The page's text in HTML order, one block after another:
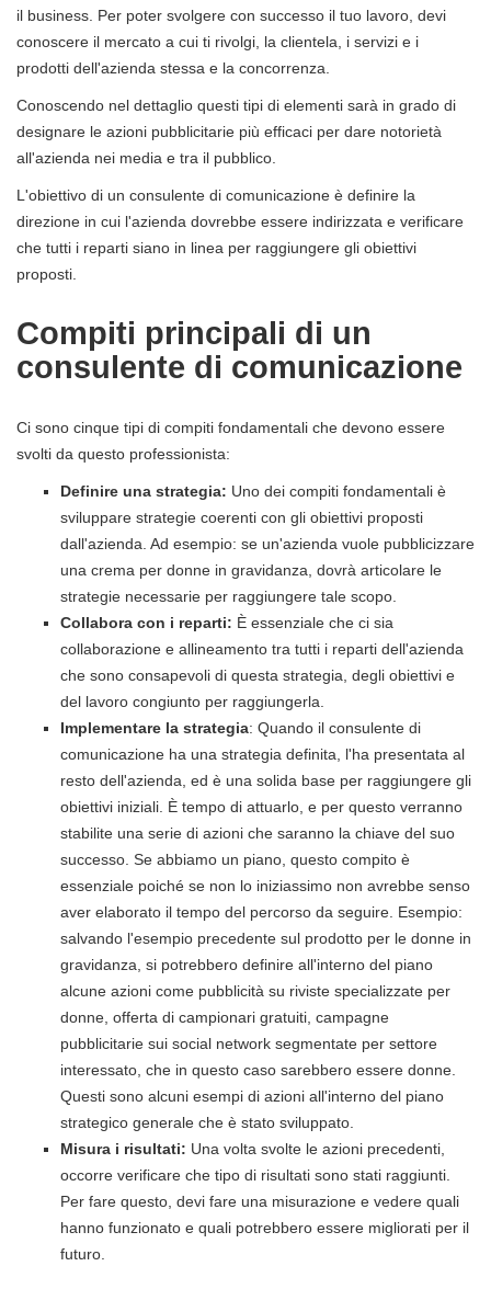
il business. Per poter svolgere con successo il tuo lavoro, devi
conoscere il mercato a cui ti rivolgi, la clientela, i servizi e i
prodotti dell'azienda stessa e la concorrenza.
Conoscendo nel dettaglio questi tipi di elementi sarà in grado di
designare le azioni pubblicitarie più efficaci per dare notorietà
all'azienda nei media e tra il pubblico.
L'obiettivo di un consulente di comunicazione è definire la
direzione in cui l'azienda dovrebbe essere indirizzata e verificare
che tutti i reparti siano in linea per raggiungere gli obiettivi
proposti.
Compiti principali di un
consulente di comunicazione
Ci sono cinque tipi di compiti fondamentali che devono essere
svolti da questo professionista:
Definire una strategia: Uno dei compiti fondamentali è
sviluppare strategie coerenti con gli obiettivi proposti
dall'azienda. Ad esempio: se un'azienda vuole pubblicizzare
una crema per donne in gravidanza, dovrà articolare le
strategie necessarie per raggiungere tale scopo.
Collabora con i reparti: È essenziale che ci sia
collaborazione e allineamento tra tutti i reparti dell'azienda
che sono consapevoli di questa strategia, degli obiettivi e
del lavoro congiunto per raggiungerla.
Implementare la strategia: Quando il consulente di
comunicazione ha una strategia definita, l'ha presentata al
resto dell'azienda, ed è una solida base per raggiungere gli
obiettivi iniziali. È tempo di attuarlo, e per questo verranno
stabilite una serie di azioni che saranno la chiave del suo
successo. Se abbiamo un piano, questo compito è
essenziale poiché se non lo iniziassimo non avrebbe senso
aver elaborato il tempo del percorso da seguire. Esempio:
salvando l'esempio precedente sul prodotto per le donne in
gravidanza, si potrebbero definire all'interno del piano
alcune azioni come pubblicità su riviste specializzate per
donne, offerta di campionari gratuiti, campagne
pubblicitarie sui social network segmentate per settore
interessato, che in questo caso sarebbero essere donne.
Questi sono alcuni esempi di azioni all'interno del piano
strategico generale che è stato sviluppato.
Misura i risultati: Una volta svolte le azioni precedenti,
occorre verificare che tipo di risultati sono stati raggiunti.
Per fare questo, devi fare una misurazione e vedere quali
hanno funzionato e quali potrebbero essere migliorati per il
futuro.